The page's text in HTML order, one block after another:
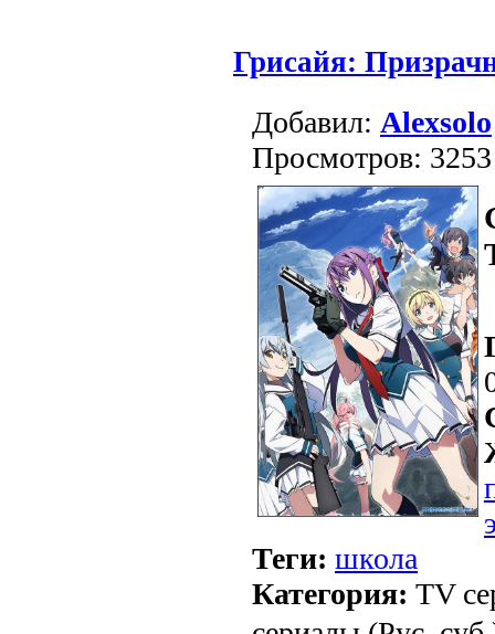
Грисайя:
Добавил: Alexsolo
Просмотров: 3253
Теги: школа
Категория: TV